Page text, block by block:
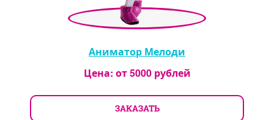
Аниматор Мелоди
Цена: от5000рублей
ЗАКАЗАТЬ